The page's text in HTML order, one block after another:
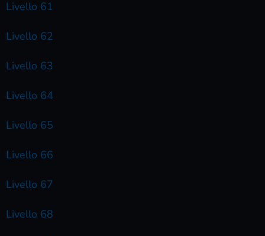
Livello 61
Livello 62
Livello 63
Livello 64
Livello 65
Livello 66
Livello 67
Livello 68